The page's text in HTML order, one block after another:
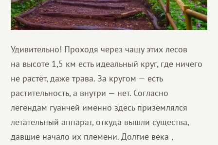
Удивительно! Проходя через чащу этих лесов
на высоте 1,5 км есть идеальный круг, где ничего
не растёт, даже трава. За кругом — есть
растительность, а внутри — нет. Согласно
легендам гуанчей именно здесь приземлялся
летательный аппарат, откуда вышли существа,
давшие начало их племени. Долгие века ,